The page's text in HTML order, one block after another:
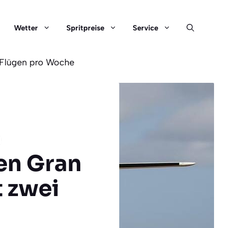
Wetter Spritpreise Service
pro Woche
Gran
zwei